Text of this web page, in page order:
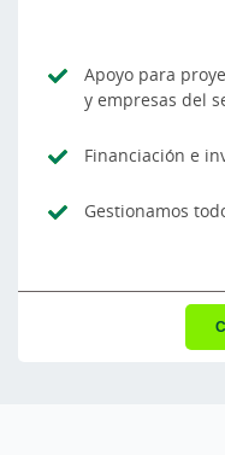
Apoyo para
y empresas del
Financiación e
Gestionamos